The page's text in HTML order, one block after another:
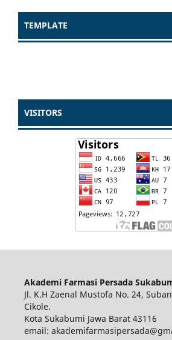
TEMPLATE
VISITORS
Akademi Farmasi Persada
Jl. K.H Zaenal Mustofa No. 24,
Cikole.
Kota Sukabumi Jawa Barat 43116
email: